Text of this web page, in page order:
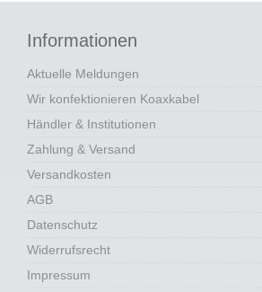
Informationen
Aktuelle Meldungen
Wir konfektionieren Koaxkabel
Händler & Institutionen
Zahlung & Versand
Versandkosten
AGB
Datenschutz
Widerrufsrecht
Impressum